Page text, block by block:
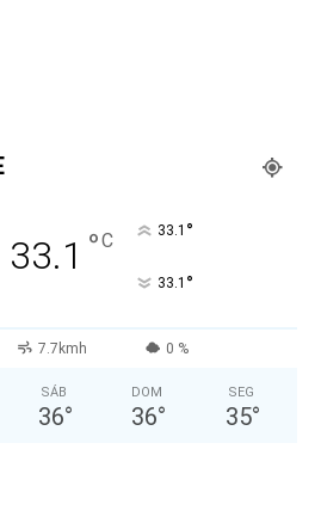
33.1 °C 33.1 °
33.1 °
7.7kmh 0 %
SÁB
36°
DOM
36°
SEG
35°